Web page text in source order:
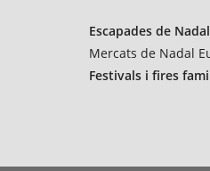
Escapades de
Mercats de Nadal
Festivals i fires